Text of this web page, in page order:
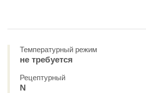
Температурный режим
не требуется
Рецептурный
N